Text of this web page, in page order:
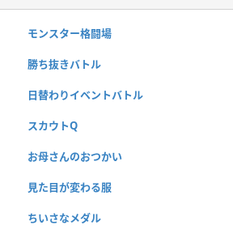
モンスター格闘場
勝ち抜きバトル
日替わりイベントバトル
スカウトQ
お母さんのおつかい
見た目が変わる服
ちいさなメダル